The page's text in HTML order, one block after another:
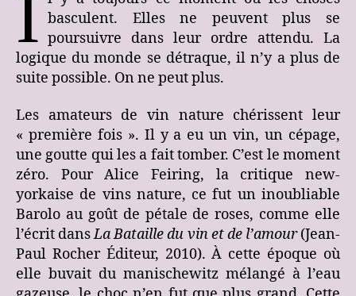
I basculent. Elles ne peuvent plus se
poursuivre dans leur ordre attendu. La
logique du monde se détraque, il n’y a plus de
suite possible. On ne peut plus.
Les amateurs de vin nature chérissent leur
« première fois ». Il y a eu un vin, un cépage,
une goutte qui les a fait tomber. C’est le moment
zéro. Pour Alice Feiring, la critique new-
yorkaise de vins nature, ce fut un inoubliable
Barolo au goût de pétale de roses, comme elle
l’écrit dansLa Bataille du vin et de l’amour(Jean-
Paul Rocher Éditeur, 2010). À cette époque où
elle buvait du manischewitz mélangé à l’eau